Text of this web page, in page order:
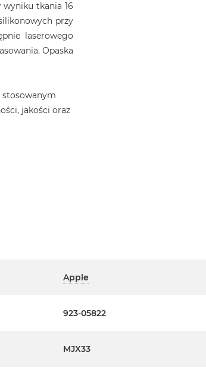
wyniku tkania 16
przy
laserowego
Opaska
jakości oraz
Apple
923-05822
MJX33